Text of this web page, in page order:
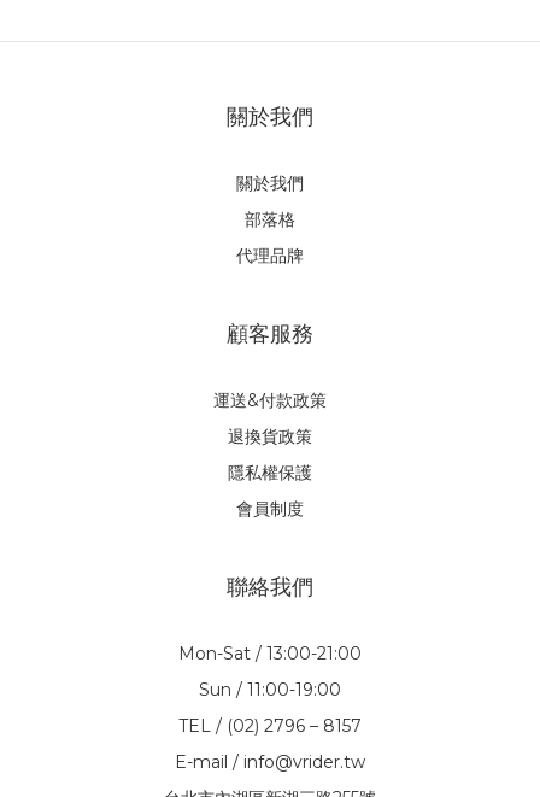
關於我們
關於我們
部落格
代理品牌
顧客服務
運送&付款政策
退換貨政策
隱私權保護
會員制度
聯絡我們
Mon-Sat / 13:00-21:00
Sun / 11:00-19:00
TEL / (02) 2796 – 8157
E-mail / info@vrider.tw